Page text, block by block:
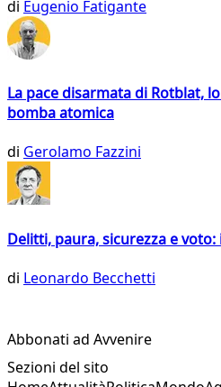
di Eugenio Fatigante
La pace disarmata di Rotblat,
bomba atomica
di Gerolamo Fazzini
Delitti, paura, sicurezza e
di Leonardo Becchetti
Abbonati ad Avvenire
Sezioni del sito